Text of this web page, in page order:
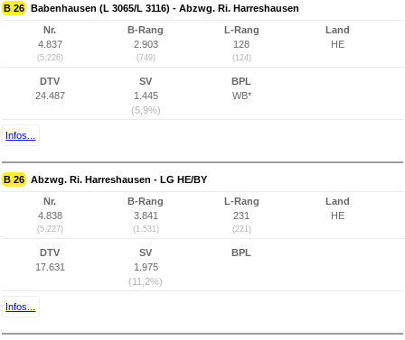
B 26 Babenhausen (L 3065/L 3116) - Abzwg. Ri. Harreshausen
Nr.
4.837
(5.226)
B-Rang
2.903
(749)
L-Rang
128
(124)
Land
HE
DTV
24.487
SV
1.445
(5,9%)
BPL
WB*
Infos...
B 26 Abzwg. Ri. Harreshausen - LG HE/BY
Nr.
4.838
(5.227)
B-Rang
3.841
(1.531)
L-Rang
231
(221)
Land
HE
DTV
17.631
SV
1.975
(11,2%)
BPL
Infos...